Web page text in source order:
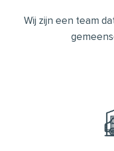
Wij zijn een team